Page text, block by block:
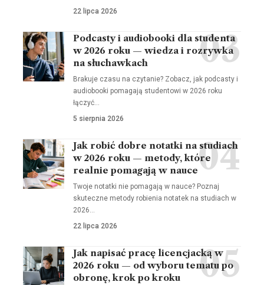
22 lipca 2026
Podcasty i audiobooki dla studenta
w 2026 roku — wiedza i rozrywka
na słuchawkach
Brakuje czasu na czytanie? Zobacz, jak podcasty i
audiobooki pomagają studentowi w 2026 roku
łączyć…
5 sierpnia 2026
Jak robić dobre notatki na studiach
w 2026 roku — metody, które
realnie pomagają w nauce
Twoje notatki nie pomagają w nauce? Poznaj
skuteczne metody robienia notatek na studiach w
2026…
22 lipca 2026
Jak napisać pracę licencjacką w
2026 roku — od wyboru tematu po
obronę, krok po kroku